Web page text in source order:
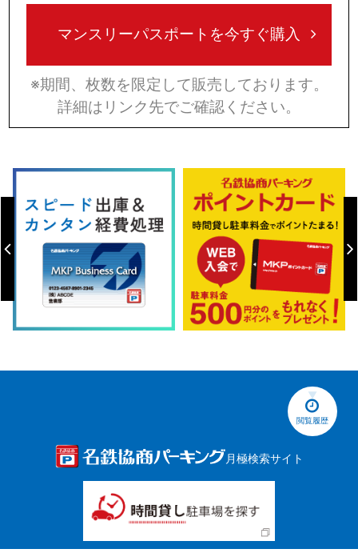
マンスリーパスポートを今すぐ購入
※期間、枚数を限定して販売しております。
詳細はリンク先でご確認ください。
閲覧履歴
月極検索サイト